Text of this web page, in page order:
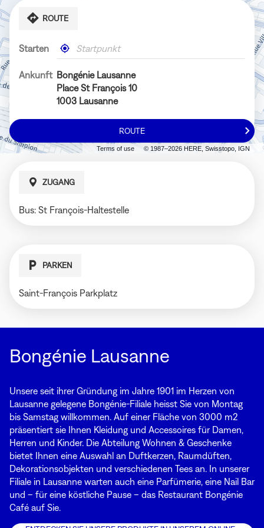
Terms of use © 1987–2026 HERE, Swisstopo, IGN
ROUTE
Starten
,
Bongénie-
Store
finden
In
Nähe
Ankunft Bongénie Lausanne
Place St François 10
1003 Lausanne
ROUTE
ZUM
BONGÉNIE
LAUSANNE-
ZUGANG
Bus: St François-Haltestelle
PARKEN
Saint-François Parkplatz
Bongénie Lausanne
Unsere seit ihrer Gründung im Jahre 1901 im Herzen von
Lausanne gelegene Bongénie-Filiale heisst Sie von Montag
bis Samstag willkommen. Auf einer Fläche von 3000 m2
präsentiert sie Ihnen Kleidung und Accessoires für Damen,
Herren und Kinder. Die Abteilung Wohnen & Geschenke
bietet Ihnen eine Auswahl an Duftkerzen, Raumdüften,
Dekorationsobjekten und verschiedenen Tees an. In unserer
Filiale in Lausanne warten auch eine Parfümerie, eine Nail Bar
und – für eine köstliche Pause – das Restaurant Bongénie
Café auf Sie.